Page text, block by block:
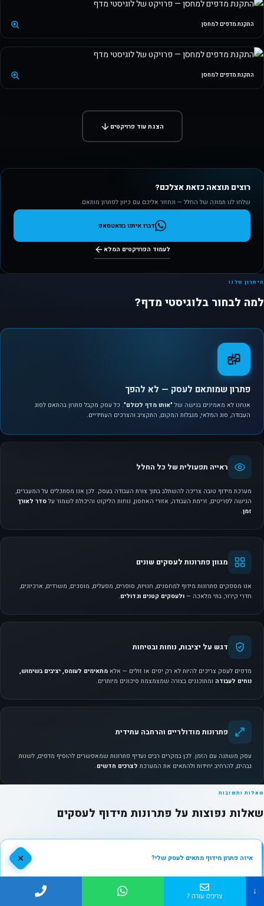
התקנת מדפים למחסן
התקנת מדפים למחסן
הצגת עוד פרויקטים
רוצים תוצאה כזאת אצלכם?
שלחו לנו תמונה של החלל — ונחזור אליכם עם כיוון לפתרון מותאם.
דברו איתנו בוואטסאפ
לעמוד הפרויקטים המלא
היתרון שלנו
למה לבחור בלוגיסטי מדף?
פתרון שמותאם לעסק — לא להפך
אנחנו לא מאמינים בגישה של "אותו מדף לכולם". כל עסק מקבל פתרון בהתאם לסוג
העבודה, סוג המלאי, מגבלות המקום, התקציב והצרכים העתידיים.
ראייה תפעולית של כל החלל
מערכת מידוף טובה צריכה להשתלב בתוך צורת העבודה בעסק. לכן אנו מסתכלים על המעברים,
הגישה לפריטים, זרימת העבודה, אזורי האחסון, נוחות הליקוט והיכולת לשמור על סדר לאורך
זמן.
מגוון פתרונות לעסקים שונים
אנו מספקים פתרונות מידוף למחסנים, חנויות, סופרים, מפעלים, מוסכים, משרדים, ארכיונים,
חדרי קירור, בתי מלאכה — ולעסקים קטנים וגדולים.
דגש על יציבות, נוחות ובטיחות
מדפים לעסק צריכים להיות לא רק יפים או זולים — אלא מתאימים לעומס, יציבים בשימוש,
נוחים לעבודה ומתוכננים בצורה שמצמצמת סיכונים מיותרים.
פתרונות מודולריים והרחבה עתידית
עסק משתנה עם הזמן. לכן במקרים רבים נעדיף פתרונות שמאפשרים להוסיף מדפים, לשנות
גבהים, להרחיב יחידות ולהתאים את המערכת לצרכים חדשים.
שאלות ותשובות
שאלות נפוצות על פתרונות מידוף לעסקים
איזה פתרון מידוף מתאים לעסק שלי?
זה תלוי בסוג העסק, סוג הציוד או המלאי, המשקל, כמות הפריטים, שטח האחסון וצורת
העבודה. מחסן מלאי, חנות, סופר, מוסך ומשרד אינם צריכים את אותו פתרון. לכן מומלץ לבצע
↓ צריכים עזרה ?